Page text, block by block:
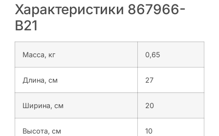
Характеристики 867966-
B21
Масса, кг 0,65
Длина, см 27
Ширина, см 20
Высота, см 10